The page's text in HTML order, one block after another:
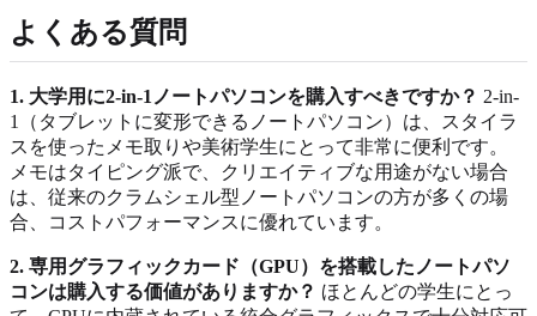
よくある質問
1. 大学用に2-in-1ノートパソコンを購入すべきですか？ 2-in-
1（タブレットに変形できるノートパソコン）は、スタイラ
スを使ったメモ取りや美術学生にとって非常に便利です。
メモはタイピング派で、クリエイティブな用途がない場合
は、従来のクラムシェル型ノートパソコンの方が多くの場
合、コストパフォーマンスに優れています。
2. 専用グラフィックカード（GPU）を搭載したノートパソ
コンは購入する価値がありますか？ ほとんどの学生にとっ